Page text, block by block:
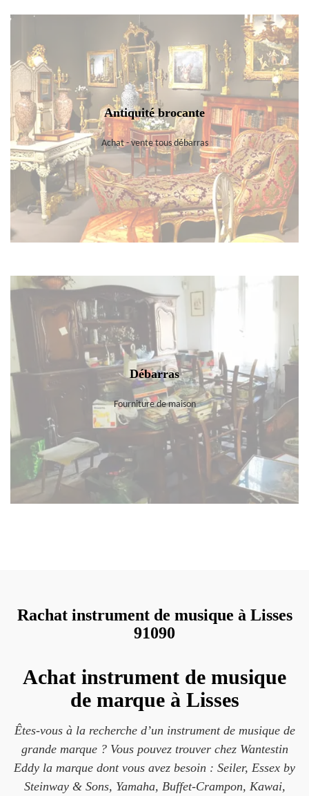
Antiquité brocante
Achat - vente tous débarras
Débarras
Fourniture de maison
Rachat instrument de musique à Lisses
91090
Achat instrument de musique
de marque à Lisses
Êtes-vous à la recherche d’un instrument de musique de
grande marque ? Vous pouvez trouver chez Wantestin
Eddy la marque dont vous avez besoin : Seiler, Essex by
Steinway & Sons, Yamaha, Buffet-Crampon, Kawai,